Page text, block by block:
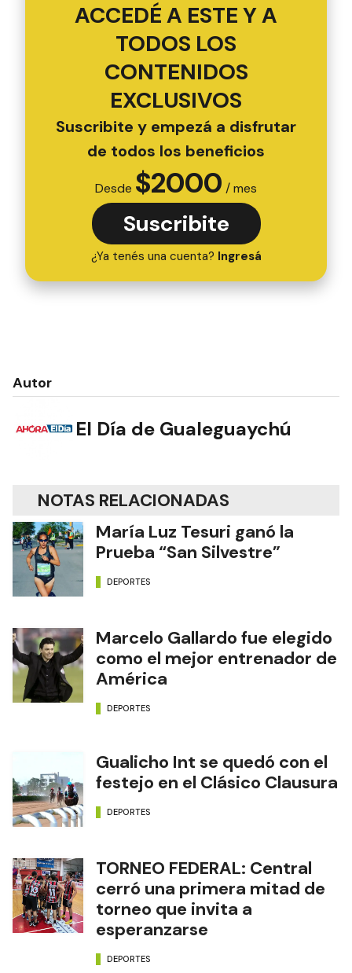
ACCEDÉ A ESTE Y A
TODOS LOS
CONTENIDOS
EXCLUSIVOS
Suscribite y empezá a disfrutar
de todos los beneficios
Desde $2000 / mes
Suscribite
¿Ya tenés una cuenta? Ingresá
Autor
El Día de Gualeguaychú
NOTAS RELACIONADAS
María Luz Tesuri ganó la
Prueba “San Silvestre”
DEPORTES
Marcelo Gallardo fue elegido
como el mejor entrenador de
América
DEPORTES
Gualicho Int se quedó con el
festejo en el Clásico Clausura
DEPORTES
TORNEO FEDERAL: Central
cerró una primera mitad de
torneo que invita a
esperanzarse
DEPORTES